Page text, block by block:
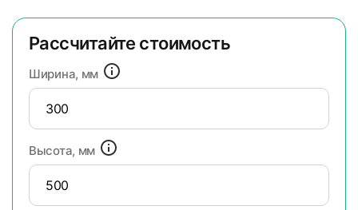
Рассчитайте стоимость
Ширина, мм
Высота, мм